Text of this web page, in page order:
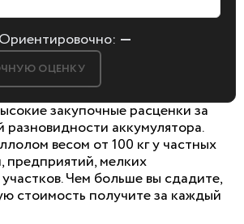
Ориентировочно: —
ОЦЕНКУ
КОНСУЛЬТАЦИЯ
ОЦЕНКА ЛОМА
закупочные расценки за
аккумулятора.
весом от 100 кг у частных
предприятий, мелких
Чем больше вы сдадите,
стоимость получите за каждый